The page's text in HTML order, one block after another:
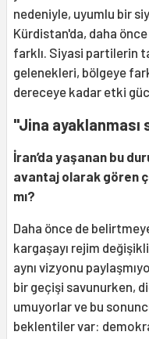
nedeniyle, uyumlu bir
Kürdistan'da, daha
farklı. Siyasi partilerin
gelenekleri, bölgeye
dereceye kadar etki
"Jina ayaklanması
İran’da yaşanan bu
avantaj olarak gören
mı?
Daha önce de
kargaşayı rejim
aynı vizyonu
bir geçişi savunurken,
umuyorlar ve bu
beklentiler var: